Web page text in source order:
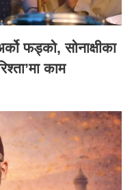
फड्को, सोनाक्षीका
काम